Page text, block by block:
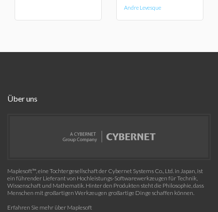
Andre Levesque
Über uns
Maplesoft™, eine Tochtergesellschaft der Cybernet Systems Co., Ltd. in Japan, ist
ein führender Lieferant von Hochleistungs-Softwarewerkzeugen für Technik,
Wissenschaft und Mathematik. Hinter den Produkten steht die Philosophie, dass
Menschen mit großartigen Werkzeugen großartige Dinge schaffen können.
Erfahren Sie mehr über Maplesoft